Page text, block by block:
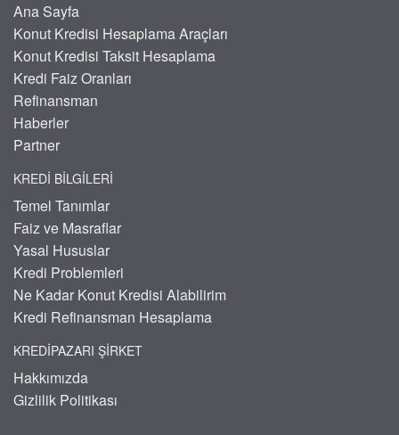
Ana Sayfa
Konut Kredisi Hesaplama Araçları
Konut Kredisi Taksit Hesaplama
Kredi Faiz Oranları
Refinansman
Haberler
Partner
KREDI BILGILERI
Temel Tanımlar
Faiz ve Masraflar
Yasal Hususlar
Kredi Problemleri
Ne Kadar Konut Kredisi Alabilirim
Kredi Refinansman Hesaplama
KREDIPAZARI ŞIRKET
Hakkımızda
Gizlilik Politikası